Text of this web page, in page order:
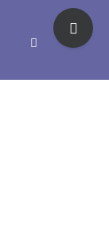
Toggle
Sliding
Bar